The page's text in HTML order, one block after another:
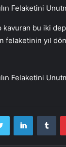
Felaketini
kavuran bu iki
felaketinin yıl
Felaketini
Twitter LinkedIn